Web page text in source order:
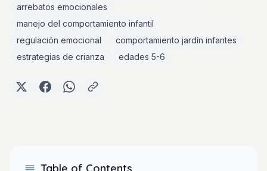
arrebatos emocionales
manejo del comportamiento infantil
regulación emocional
comportamiento jardín infantes
estrategias de crianza
edades 5-6